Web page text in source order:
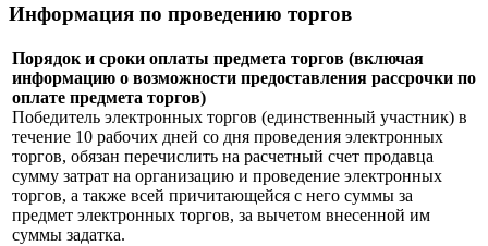
Информация по проведению торгов
Порядок и сроки оплаты предмета торгов (включая
информацию о возможности предоставления рассрочки по
оплате предмета торгов)
Победитель электронных торгов (единственный участник) в
течение 10 рабочих дней со дня проведения электронных
торгов, обязан перечислить на расчетный счет продавца
сумму затрат на организацию и проведение электронных
торгов, а также всей причитающейся с него суммы за
предмет электронных торгов, за вычетом внесенной им
суммы задатка.